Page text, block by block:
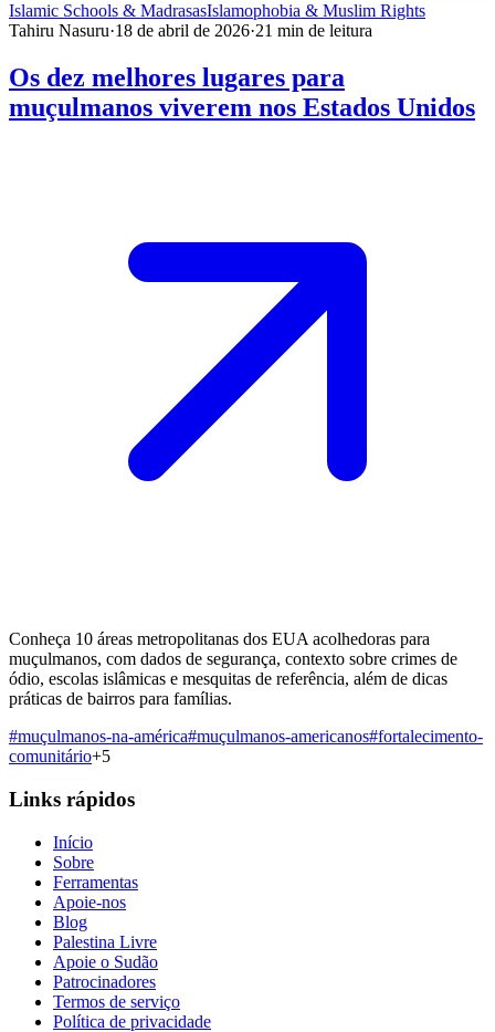
Islamic Schools & MadrasasIslamophobia & Muslim Rights
Tahiru Nasuru·18 de abril de 2026·21 min de leitura
Os dez melhores lugares para
muçulmanos viverem nos Estados Unidos
Conheça 10 áreas metropolitanas dos EUA acolhedoras para
muçulmanos, com dados de segurança, contexto sobre crimes de
ódio, escolas islâmicas e mesquitas de referência, além de dicas
práticas de bairros para famílias.
#muçulmanos-na-américa#muçulmanos-americanos#fortalecimento-
comunitário+5
Links rápidos
Início
Sobre
Ferramentas
Apoie-nos
Blog
Palestina Livre
Apoie o Sudão
Patrocinadores
Termos de serviço
Política de privacidade